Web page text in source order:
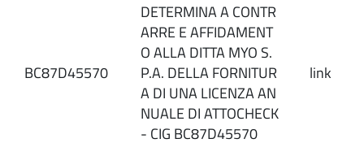
BC87D45570
DETERMINA A CONTR
ARRE E AFFIDAMENT
O ALLA DITTA MYO S.
P.A. DELLA FORNITUR
A DI UNA LICENZA AN
NUALE DI ATTOCHECK
- CIG BC87D45570
link